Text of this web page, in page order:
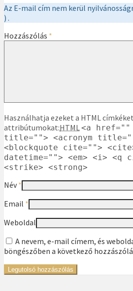
Az E-mail cím nem kerül
) .
Hozzászólás *
Használhatja ezeket a HTML
attribútumokat:HTML<a
title=""> <acronym
<blockquote cite="">
datetime=""> <em> <i> <q
<strike> <strong>
Név*
Email *
Weboldal
A nevem, e-mail címem, és
böngészőben a következő